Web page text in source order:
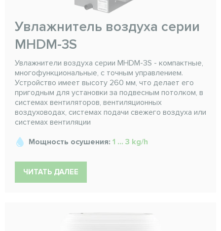
Увлажнитель воздуха серии
MHDM-3S
Увлажнители воздуха серии MHDM-3S - компактные,
многофункциональные, с точным управлением.
Устройство имеет высоту 260 мм, что делает его
пригодным для установки за подвесным потолком, в
системах вентиляторов, вентиляционных
воздуховодах, системах подачи свежего воздуха или
системах вентиляции
Мощность осушения: 1 ... 3 kg/h
ЧИТАТЬ ДАЛЕЕ